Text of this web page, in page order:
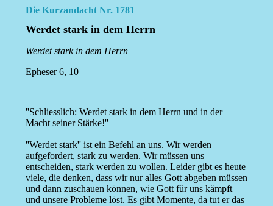
Die Kurzandacht Nr. 1781
Werdet stark in dem Herrn
Werdet stark in dem Herrn
Epheser 6, 10
''Schliesslich: Werdet stark in dem Herrn und in der
Macht seiner Stärke!''
''Werdet stark'' ist ein Befehl an uns. Wir werden
aufgefordert, stark zu werden. Wir müssen uns
entscheiden, stark werden zu wollen. Leider gibt es heute
viele, die denken, dass wir nur alles Gott abgeben müssen
und dann zuschauen können, wie Gott für uns kämpft
und unsere Probleme löst. Es gibt Momente, da tut er das